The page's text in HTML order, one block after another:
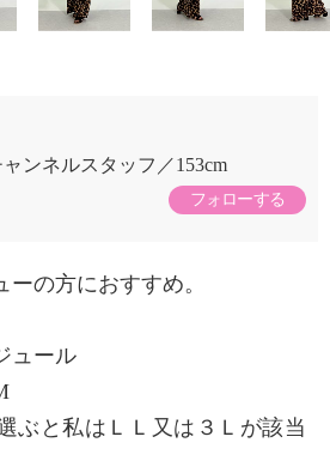
ンネルスタッフ
153cm
フォローする
の方におすすめ。
ュール
ぶと私はＬＬ又は３Ｌが該当